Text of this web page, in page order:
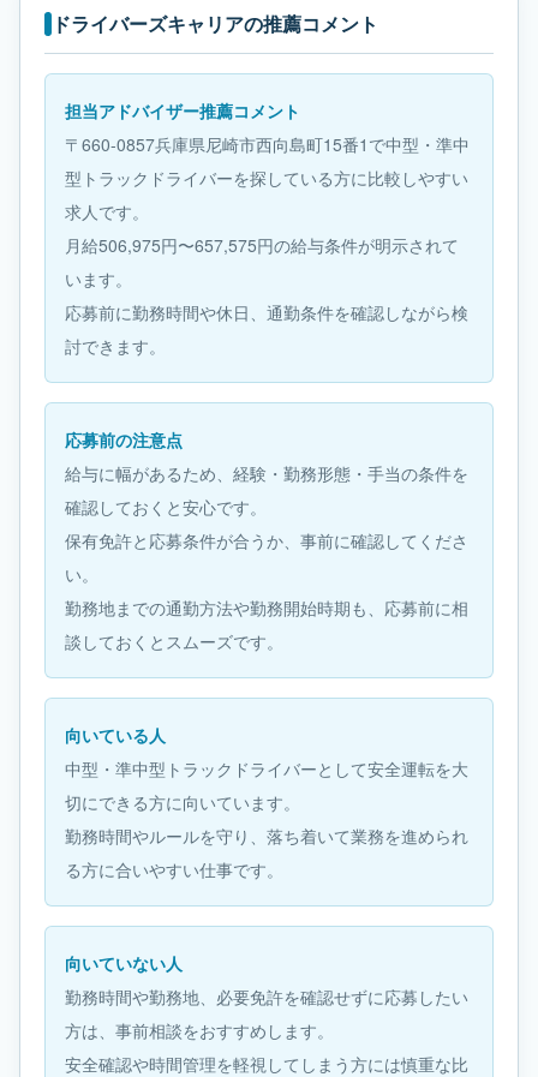
ドライバーズキャリアの推薦コメント
担当アドバイザー推薦コメント
〒660-0857兵庫県尼崎市西向島町15番1で中型・準中
型トラックドライバーを探している方に比較しやすい
求人です。
月給506,975円〜657,575円の給与条件が明示されて
います。
応募前に勤務時間や休日、通勤条件を確認しながら検
討できます。
応募前の注意点
給与に幅があるため、経験・勤務形態・手当の条件を
確認しておくと安心です。
保有免許と応募条件が合うか、事前に確認してくださ
い。
勤務地までの通勤方法や勤務開始時期も、応募前に相
談しておくとスムーズです。
向いている人
中型・準中型トラックドライバーとして安全運転を大
切にできる方に向いています。
勤務時間やルールを守り、落ち着いて業務を進められ
る方に合いやすい仕事です。
向いていない人
勤務時間や勤務地、必要免許を確認せずに応募したい
方は、事前相談をおすすめします。
安全確認や時間管理を軽視してしまう方には慎重な比